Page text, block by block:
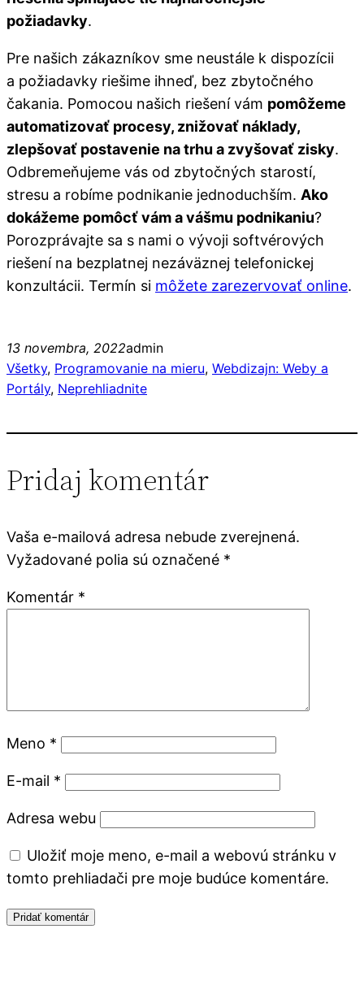
požiadavky.
Pre našich zákazníkov sme neustále k dispozícii
a požiadavky riešime ihneď, bez zbytočného
čakania. Pomocou našich riešení vám pomôžeme
automatizovať procesy, znižovať náklady,
zlepšovať postavenie na trhu a zvyšovať zisky.
Odbremeňujeme vás od zbytočných starostí,
stresu a robíme podnikanie jednoduchším. Ako
dokážeme pomôcť vám a vášmu podnikaniu?
Porozprávajte sa s nami o vývoji softvérových
riešení na bezplatnej nezáväznej telefonickej
konzultácii. Termín si môžete zarezervovať online.
13 novembra, 2022admin
Všetky, Programovanie na mieru, Webdizajn: Weby a
Portály, Neprehliadnite
Pridaj komentár
Vaša e-mailová adresa nebude zverejnená.
Vyžadované polia sú označené *
Komentár *
Meno *
E-mail *
Adresa webu
Uložiť moje meno, e-mail a webovú stránku v
tomto prehliadači pre moje budúce komentáre.